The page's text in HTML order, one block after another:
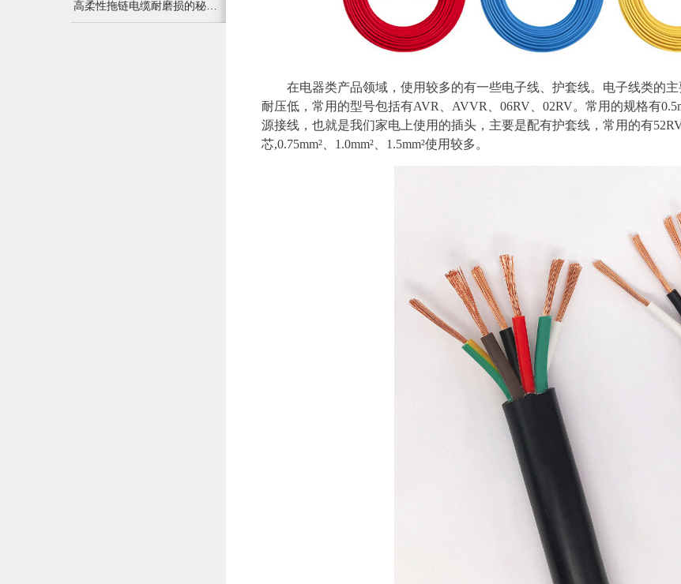
在电器类产品领域，使用较多的有一些电子线、护套线。电子线类的
耐压低，常用的型号包括有AVR、AVVR、06RV、02RV。常用的规格有
源接线，也就是我们家电上使用的插头，主要是配有护套线，常用的有
芯,0.75mm²、1.0mm²、1.5mm²使用较多。